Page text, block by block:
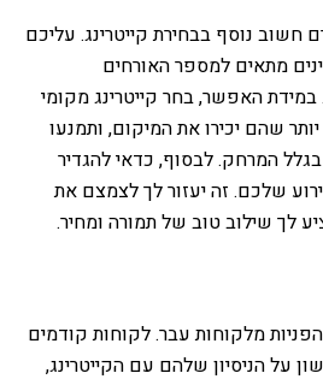
חשוב נוסף בבחירת קייטרינג. עליכם
מתאים למספר האורחים
האפשר, בחר קייטרינג מקומי
שהם יכירו את המיקום, ותמנעו
בגלל המרחק. לבסוף, כדאי להגדיר
שלכם. זה יעזור לך לצמצם את
לך שילוב טוב של תמורה ומחיר.
מלקוחות עבר. לקוחות קודמים
על הניסיון שלהם עם הקייטרינג,